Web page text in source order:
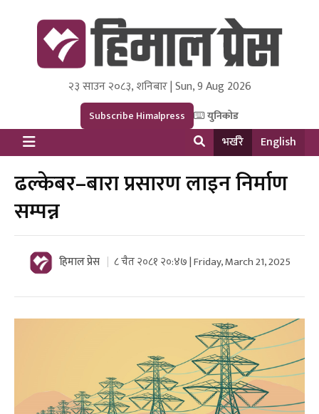
Himal Press
Dot NewsyNepal Media and Research Pvt Ltd.
२३ साउन २०८३, शनिबार | Sun, 9 Aug 2026
Subscribe Himalpress युनिकोड
भर्खरै English
ढल्केबर–बारा प्रसारण लाइन निर्माण
सम्पन्न
हिमाल प्रेस ८ चैत २०८१ २०:४७ | Friday, March 21, 2025